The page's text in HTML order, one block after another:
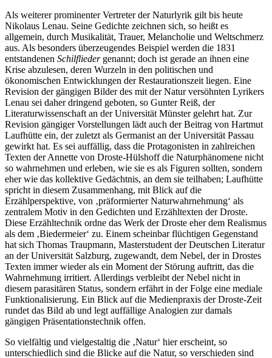
Als weiterer prominenter Vertreter der Naturlyrik gilt bis heute
Nikolaus Lenau. Seine Gedichte zeichnen sich, so heißt es
allgemein, durch Musikalität, Trauer, Melancholie und Weltschmerz
aus. Als besonders überzeugendes Beispiel werden die 1831
entstandenen Schilfliedergenannt; doch ist gerade an ihnen eine
Krise abzulesen, deren Wurzeln in den politischen und
ökonomischen Entwicklungen der Restaurationszeit liegen. Eine
Revision der gängigen Bilder des mit der Natur versöhnten Lyrikers
Lenau sei daher dringend geboten, so Gunter Reiß, der
Literaturwissenschaft an der Universität Münster gelehrt hat. Zur
Revision gängiger Vorstellungen lädt auch der Beitrag von Hartmut
Laufhütte ein, der zuletzt als Germanist an der Universität Passau
gewirkt hat. Es sei auffällig, dass die Protagonisten in zahlreichen
Texten der Annette von Droste-Hülshoff die Naturphänomene nicht
so wahrnehmen und erleben, wie sie es als Figuren sollten, sondern
eher wie das kollektive Gedächtnis, an dem sie teilhaben; Laufhütte
spricht in diesem Zusammenhang, mit Blick auf die
Erzählperspektive, von ‚präformierter Naturwahrnehmung‘ als
zentralem Motiv in den Gedichten und Erzähltexten der Droste.
Diese Erzähltechnik ordne das Werk der Droste eher dem Realismus
als dem ‚Biedermeier‘ zu. Einem scheinbar flüchtigen Gegenstand
hat sich Thomas Traupmann, Masterstudent der Deutschen Literatur
an der Universität Salzburg, zugewandt, dem Nebel, der in Drostes
Texten immer wieder als ein Moment der Störung auftritt, das die
Wahrnehmung irritiert. Allerdings verbleibt der Nebel nicht in
diesem parasitären Status, sondern erfährt in der Folge eine mediale
Funktionalisierung. Ein Blick auf die Medienpraxis der Droste-Zeit
rundet das Bild ab und legt auffällige Analogien zur damals
gängigen Präsentationstechnik offen.
So vielfältig und vielgestaltig die ‚Natur‘ hier erscheint, so
unterschiedlich sind die Blicke auf die Natur, so verschieden sind